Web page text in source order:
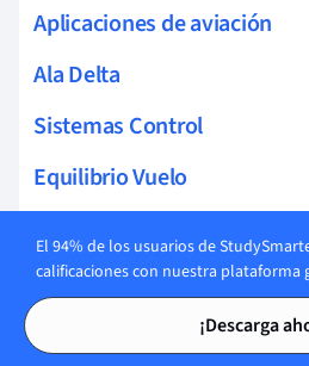
Tarjetas de
Tarjetas de
Aplicaciones de aviación
Ala Delta
Sistemas Control
Equilibrio Vuelo
Sistemas Radar
Gestión Mantenimiento
El 94% de los usuarios de
calificaciones con nuestra plataforma
¡Descarga